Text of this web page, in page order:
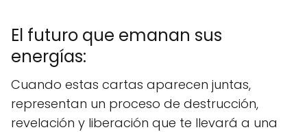
El futuro que emanan sus
energías:
Cuando estas cartas aparecen juntas,
representan un proceso de destrucción,
revelación y liberación que te llevará a una